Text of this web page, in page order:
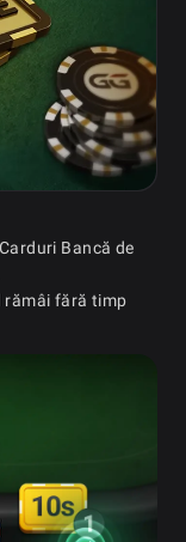
Bancă de
rămâi fără timp